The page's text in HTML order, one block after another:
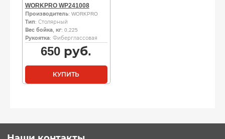
WORKPRO WP241008
Производитель: WORKPRO
Тип: Столярный
Вес бойка, кг: 0,225
Рукоятка: Фиберглассовая
650 руб.
КУПИТЬ